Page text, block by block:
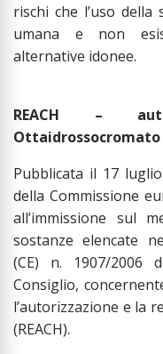
rischi che l’uso
umana e non
alternative idonee.
REACH –
Pubblicata il 17
della Commissione
all’immissione sul
sostanze elencate
(CE) n. 1907/2006
Consiglio,
l’autorizzazione e la
(REACH).